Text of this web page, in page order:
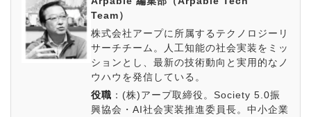
Team）
株式会社アープに所属するテクノロジーリ
サーチチーム。人工知能の社会実装をミッ
ションとし、最新の技術動向と実用的なノ
ウハウを発信している。
役職 ： (株)アープ取締役。Society 5.0振
興協会・AI社会実装推進委員長。中小企業